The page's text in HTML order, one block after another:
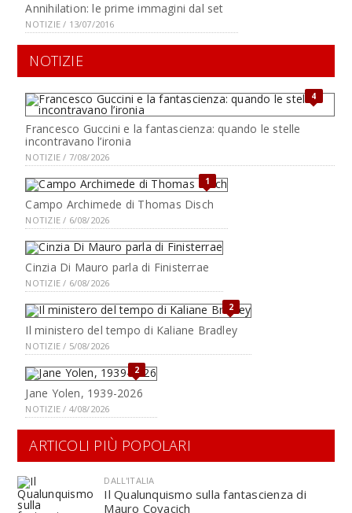
Annihilation: le prime immagini dal set
NOTIZIE / 13/07/2016
NOTIZIE
4
Francesco Guccini e la fantascienza: quando le stelle
incontravano l’ironia
NOTIZIE / 7/08/2026
1
Campo Archimede di Thomas Disch
NOTIZIE / 6/08/2026
Cinzia Di Mauro parla di Finisterrae
NOTIZIE / 6/08/2026
2
Il ministero del tempo di Kaliane Bradley
NOTIZIE / 5/08/2026
2
Jane Yolen, 1939-2026
NOTIZIE / 4/08/2026
ARTICOLI PIÙ POPOLARI
DALL'ITALIA
Il Qualunquismo sulla fantascienza di
Mauro Covacich